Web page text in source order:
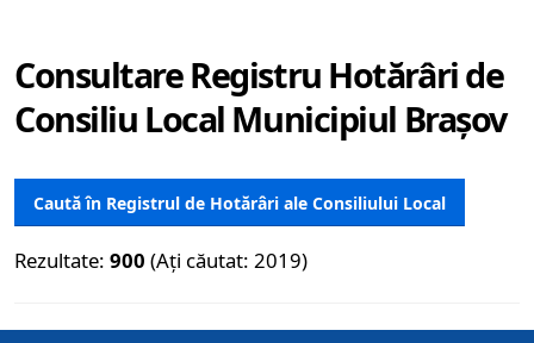
Consultare Registru Hotărâri de
Consiliu Local Municipiul Brașov
Caută în Registrul de Hotărâri ale Consiliului Local
Rezultate: 900 (Ați căutat: 2019)